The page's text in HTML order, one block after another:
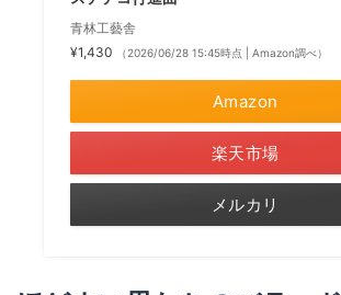
青林工藝舎
¥1,430
（2026/06/28 15:45時点 | Amazon調べ）
Amazon
楽天市場
メルカリ